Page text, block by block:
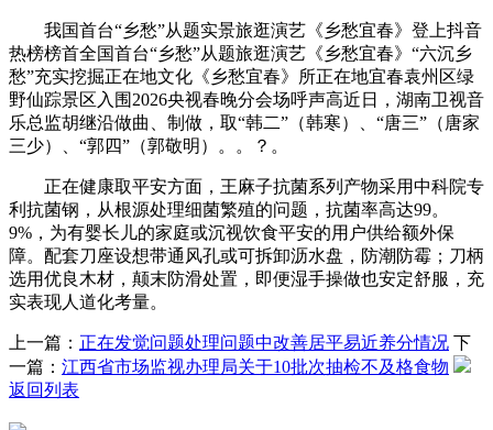
我国首台“乡愁”从题实景旅逛演艺《乡愁宜春》登上抖音
热榜榜首全国首台“乡愁”从题旅逛演艺《乡愁宜春》“六沉乡
愁”充实挖掘正在地文化《乡愁宜春》所正在地宜春袁州区绿
野仙踪景区入围2026央视春晚分会场呼声高近日，湖南卫视音
乐总监胡继沿做曲、制做，取“韩二”（韩寒）、“唐三”（唐家
三少）、“郭四”（郭敬明）。。？。
正在健康取平安方面，王麻子抗菌系列产物采用中科院专
利抗菌钢，从根源处理细菌繁殖的问题，抗菌率高达99。
9%，为有婴长儿的家庭或沉视饮食平安的用户供给额外保
障。配套刀座设想带通风孔或可拆卸沥水盘，防潮防霉；刀柄
选用优良木材，颠末防滑处置，即便湿手操做也安定舒服，充
实表现人道化考量。
上一篇： 正在发觉问题处理问题中改善居平易近养分情况 下
一篇： 江西省市场监视办理局关于10批次抽检不及格食物
返回列表